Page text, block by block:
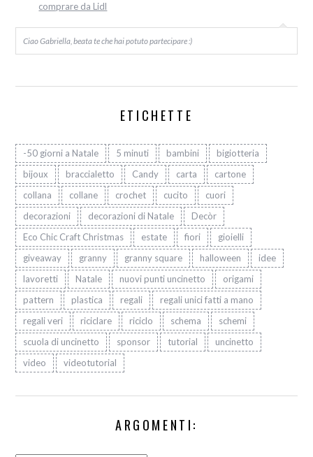
comprare da Lidl
Ciao Gabriella, beata te che hai potuto partecipare :)
ETICHETTE
-50 giorni a Natale 5 minuti bambini
bigiotteria
bijoux
braccialetto Candy carta
cartone
collana
collane crochet cucito
cuori
decorazioni
decorazioni di Natale
Decòr
Eco Chic Craft Christmas
estate fiori
gioielli
giveaway
granny granny square halloween
idee
lavoretti
Natale nuovi punti uncinetto
origami
pattern
plastica regali
regali unici fatti a mano
regali veri
riciclare riciclo schema
schemi
scuola di uncinetto
sponsor tutorial
uncinetto
video
videotutorial
ARGOMENTI: